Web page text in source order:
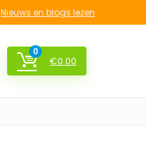
Nieuws en blogs lezen
0
€0.00